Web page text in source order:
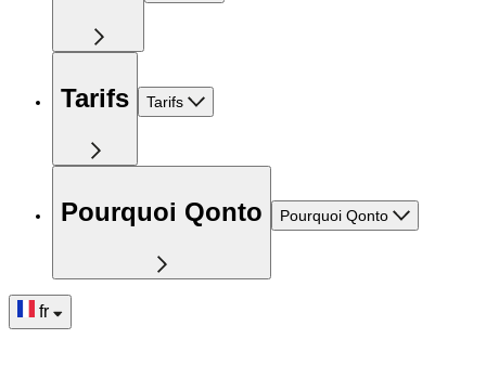
Tarifs Tarifs
Pourquoi Qonto Pourquoi Qonto
fr